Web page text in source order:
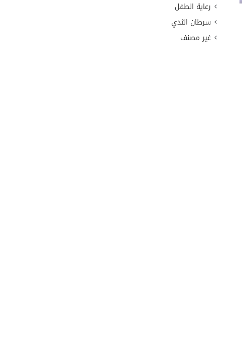
رعاية الطفل
سرطان الثدي
غير مصنف